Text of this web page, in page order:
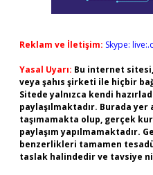
Reklam ve İletişim: Skype:
Yasal Uyarı: Bu internet
veya şahıs şirketi ile hiçbir
Sitede yalnızca kendi
paylaşılmaktadır. Burada
taşımamakta olup, gerçek
paylaşım yapılmamaktadır.
benzerlikleri tamamen
taslak halindedir ve tavsiye